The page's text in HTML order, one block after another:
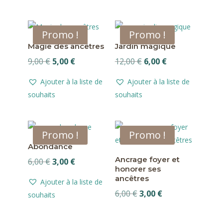
Promo !
Magie des ancêtres
9,00€ Le
initial
était :
5,00 €Le
actuel
Ajouter à la liste de
souhaits
Promo !
Jardin magique
12,00€ Le
initial
6,00 €Le
actuel
Ajouter à la liste de
souhaits
Promo !
Abondance
6,00€Le
initial
était :
3,00 €Le
actuel
Ajouter à la liste de
souhaits
Promo !
Ancrage foyer et
honorer ses
ancêtres
6,00€Le
3,00 €Le